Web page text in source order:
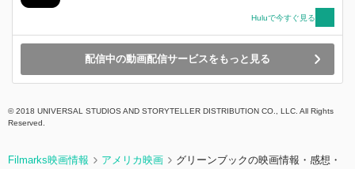
Huluで今すぐ見る
配信中の動画配信サービスをもっと見る
© 2018 UNIVERSAL STUDIOS AND STORYTELLER DISTRIBUTION CO., LLC. All Rights
Reserved.
Filmarks映画情報 アメリカ映画
グリーンブックの映画情報・感想・